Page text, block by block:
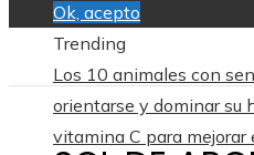
Ok, acepto
Trending
Los 10 animales con
orientarse y dominar su
vitamina C para